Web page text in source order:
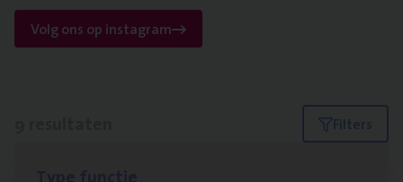
Volg ons op instagram
Filters